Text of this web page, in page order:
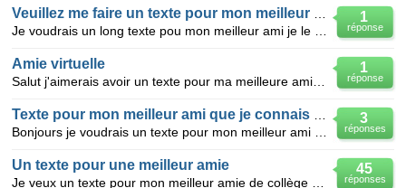
1
réponse
1
réponse
Amie virtuelle
3
réponses
45
réponses
Un texte pour une meilleur amie